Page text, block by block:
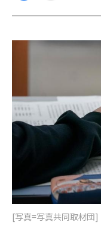
c
b
i
t
[写真=写真共同取材団]